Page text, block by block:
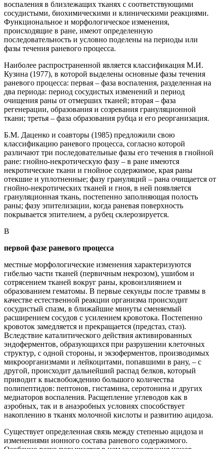
воспаления в близлежащих тканях с соответствующими
сосудистыми, биохимическими и клиническими реакциями.
Функциональное и морфологическое изменения,
происходящие в ране, имеют определенную
последовательность и условно поделены на периоды или
фазы течения раневого процесса.
Наиболее распространенной является классификация М.И.
Кузина (1977), в которой выделены основные фазы течения
раневого процесса: первая – фаза воспаления, разделенная на
два периода: период сосудистых изменений и период
очищения раны от отмерших тканей; вторая – фаза
регенерации, образования и созревания грануляционной
ткани; третья – фаза образования рубца и его реорганизация.
Б.М. Даценко и соавторы (1985) предложили свою
классификацию раневого процесса, согласно которой
различают три последовательные фазы его течения в гнойной
ране: гнойно-некротическую фазу – в ране имеются
некротические ткани и гнойное содержимое, края раны
отекшие и уплотненные; фазу грануляций – рана очищается от
гнойно-некротических тканей и гноя, в ней появляется
грануляционная ткань, постепенно заполняющая полость
раны; фазу эпителизации, когда раневая поверхность
покрывается эпителием, а рубец склерозируется.
В
первой фазе раневого процесса
местные морфологические изменения характеризуются
гибелью части тканей (первичным некрозом), ушибом и
сотрясением тканей вокруг раны, кровоизлиянием и
образованием гематомы. В первые секунды после травмы в
качестве естественной реакции организма происходит
сосудистый спазм, в ближайшие минуты сменяемый
расширением сосудов с усилением кровотока. Постепенно
кровоток замедляется и прекращается (предстаз, стаз).
Вследствие каталитического действия активированных
эндоферментов, образующихся при разрушении клеточных
структур, с одной стороны, и экзоферментов, производимых
микроорганизмами и лейкоцитами, попавшими в рану, – с
другой, происходит дальнейший распад белков, который
приводит к высвобождению большого количества
полипептидов: пептонов, гистамина, серотонина и других
медиаторов воспаления. Расщепление углеводов как в
аэробных, так и в анаэробных условиях способствует
накоплению в тканях молочной кислоты и развитию ацидоза.
Существует определенная связь между степенью ацидоза и
изменениями ионного состава раневого содержимого.